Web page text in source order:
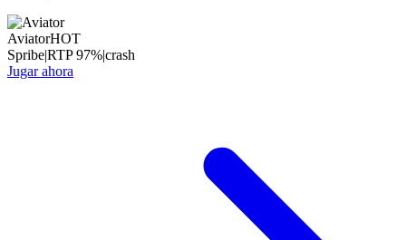
AviatorHOT
Spribe|RTP97%|crash
Jugar ahora